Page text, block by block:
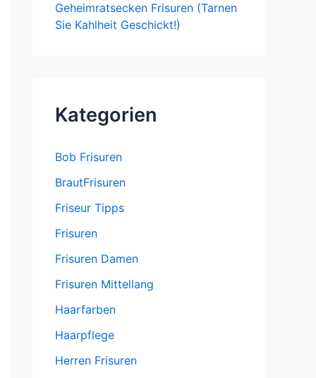
Geheimratsecken Frisuren (Tarnen
Sie Kahlheit Geschickt!)
Kategorien
Bob Frisuren
BrautFrisuren
Friseur Tipps
Frisuren
Frisuren Damen
Frisuren Mittellang
Haarfarben
Haarpflege
Herren Frisuren